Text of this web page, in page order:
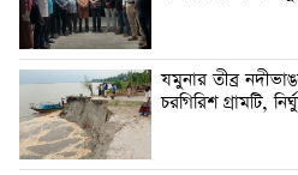
যমুনার তীব্র
চরগিরিশ গ্রামটি,